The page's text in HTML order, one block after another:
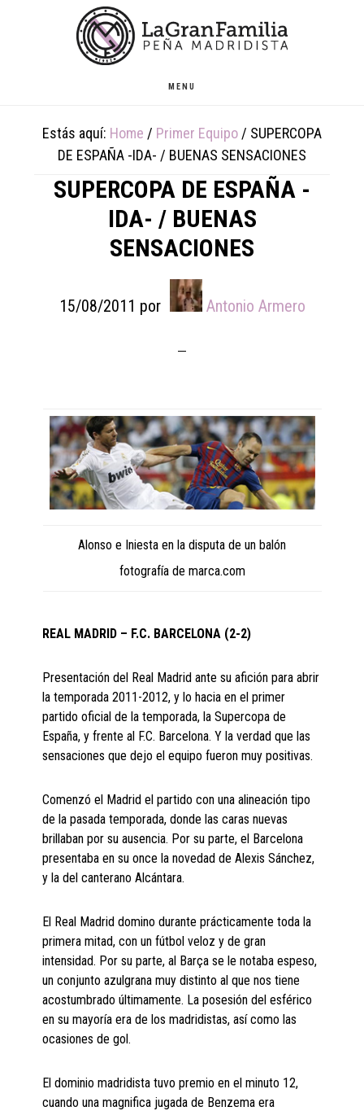
MENU
Estás aquí: Home / Primer Equipo / SUPERCOPA
DE ESPAÑA -IDA- / BUENAS SENSACIONES
SUPERCOPA DE ESPAÑA -
IDA- / BUENAS
SENSACIONES
15/08/2011 por Antonio Armero
Alonso e Iniesta en la disputa de un balón
fotografía de marca.com
REAL MADRID – F.C. BARCELONA (2-2)
Presentación del Real Madrid ante su afición para abrir
la temporada 2011-2012, y lo hacia en el primer
partido oficial de la temporada, la Supercopa de
España, y frente al F.C. Barcelona. Y la verdad que las
sensaciones que dejo el equipo fueron muy positivas.
Comenzó el Madrid el partido con una alineación tipo
de la pasada temporada, donde las caras nuevas
brillaban por su ausencia. Por su parte, el Barcelona
presentaba en su once la novedad de Alexis Sánchez,
y la del canterano Alcántara.
El Real Madrid domino durante prácticamente toda la
primera mitad, con un fútbol veloz y de gran
intensidad. Por su parte, al Barça se le notaba espeso,
un conjunto azulgrana muy distinto al que nos tiene
acostumbrado últimamente. La posesión del esférico
en su mayoría era de los madridistas, así como las
ocasiones de gol.
El dominio madridista tuvo premio en el minuto 12,
cuando una magnifica jugada de Benzema era